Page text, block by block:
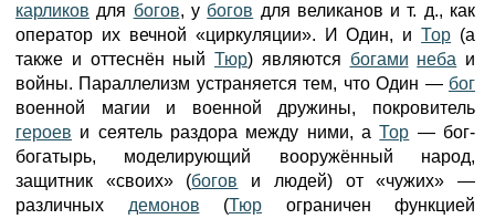
карликов для богов, у богов для великанов и т. д., как
оператор их вечной «циркуляции». И Один, иТор (а
также и оттеснён ный Тюр) являются богами неба и
войны. Параллелизм устраняется тем, что Один — бог
военной магии и военной дружины, покровитель
героев и сеятель раздора между ними, аТор — бог-
богатырь, моделирующий вооружённый народ,
защитник «своих» (богов и людей) от «чужих» —
различных демонов (Тюр ограничен функцией